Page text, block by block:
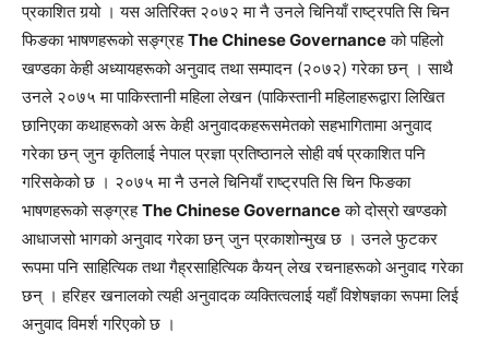
प्रकाशित गर्‍यो । यस अतिरिक्त २०७२ मा नै उनले चिनियाँ राष्ट्रपति सि चिन
फिङका भाषणहरूको सङ्ग्रहThe Chinese Governanceको पहिलो
खण्डका केही अध्यायहरूको अनुवाद तथा सम्पादन (२०७२) गरेका छन् । साथै
उनले २०७५ मा पाकिस्तानी महिला लेखन (पाकिस्तानी महिलाहरूद्वारा लिखित
छानिएका कथाहरूको अरू केही अनुवादकहरूसमेतको सहभागितामा अनुवाद
गरेका छन् जुन कृतिलाई नेपाल प्रज्ञा प्रतिष्ठानले सोही वर्ष प्रकाशित पनि
गरिसकेको छ । २०७५ मा नै उनले चिनियाँ राष्ट्रपति सि चिन फिङका
भाषणहरूको सङ्ग्रहThe Chinese Governanceको दोस्रो खण्डको
आधाजसो भागको अनुवाद गरेका छन् जुन प्रकाशोन्मुख छ । उनले फुटकर
रूपमा पनि साहित्यिक तथा गैह्रसाहित्यिक कैयन् लेख रचनाहरूको अनुवाद गरेका
छन् । हरिहर खनालको त्यही अनुवादक व्यक्तित्वलाई यहाँ विशेषज्ञका रूपमा लिई
अनुवाद विमर्श गरिएको छ ।​